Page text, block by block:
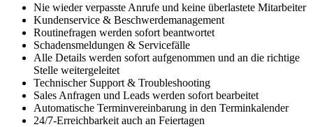
Nie wieder verpasste Anrufe und keine überlastete Mitarbeiter
Kundenservice & Beschwerdemanagement
Routinefragen werden sofort beantwortet
Schadensmeldungen & Servicefälle
Alle Details werden sofort aufgenommen und an die richtige
Stelle weitergeleitet
Technischer Support & Troubleshooting
Sales Anfragen und Leads werden sofort bearbeitet
Automatische Terminvereinbarung in den Terminkalender
24/7-Erreichbarkeit auch an Feiertagen